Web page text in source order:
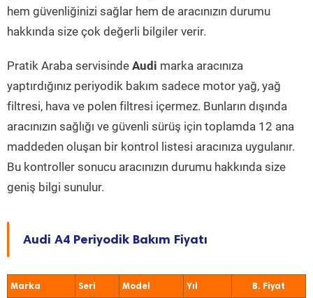
hem güvenliğinizi sağlar hem de aracınızın durumu
hakkında size çok değerli bilgiler verir.
Pratik Araba servisinde Audi marka aracınıza
yaptırdığınız periyodik bakım sadece motor yağ, yağ
filtresi, hava ve polen filtresi içermez. Bunların dışında
aracınızın sağlığı ve güvenli sürüş için toplamda 12 ana
maddeden oluşan bir kontrol listesi aracınıza uygulanır.
Bu kontroller sonucu aracınızın durumu hakkında size
geniş bilgi sunulur.
Audi A4 Periyodik Bakım Fiyatı
Marka Seri Model Yıl